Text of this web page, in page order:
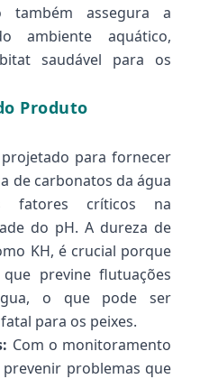
também assegura a
ambiente aquático,
saudável para os
Produto
para fornecer
de carbonatos da água
fatores críticos na
do pH. A dureza de
KH, é crucial porque
previne flutuações
o que pode ser
para os peixes.
Com o monitoramento
problemas que